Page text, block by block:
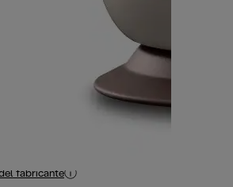
precio original 99,90 €
fabricante